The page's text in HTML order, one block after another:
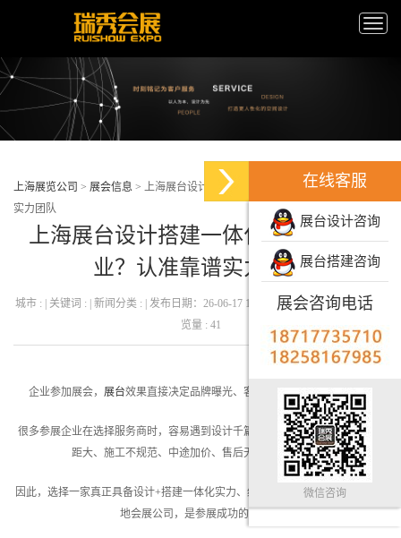
Toggle
上海展览公司 > 展会信息 > 上海展台设计搭建一体化公司哪家专业？认准靠谱
实力团队
上海展台设计搭建一体化公司哪家专
业？认准靠谱实力团队
城市 : | 关键词 : | 新闻分类 : | 发布日期：26-06-17 16:37:00 发布者 : 瑞秀会展 | 浏
览量 : 41
企业参加展会， 展台效果直接决定品牌曝光、客户咨询与现场成交效果。
很多参展企业在选择服务商时，容易遇到设计千篇一律、效果图与现场落地差
距大、施工不规范、中途加价、售后无人对接等问题。
因此，选择一家真正具备设计+搭建一体化实力、经验成熟、落地稳定的上海本
地会展公司，是参展成功的关键。
在线客服
展台设计咨询
展台搭建咨询
展会咨询电话
微信咨询